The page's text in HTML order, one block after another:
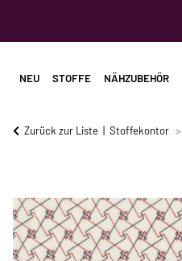
NEU STOFFE NÄHZUBEHÖR
Zurück zur Liste Stoffekontor